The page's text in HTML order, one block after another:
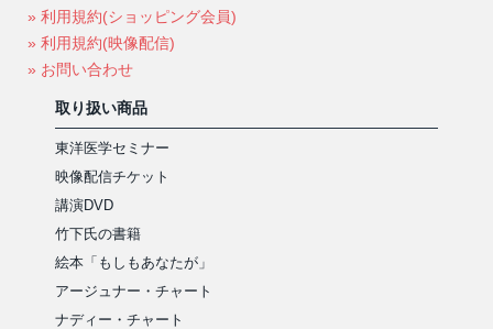
» 利用規約(ショッピング会員)
» 利用規約(映像配信)
» お問い合わせ
取り扱い商品
東洋医学セミナー
映像配信チケット
講演DVD
竹下氏の書籍
絵本「もしもあなたが」
アージュナー・チャート
ナディー・チャート